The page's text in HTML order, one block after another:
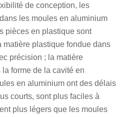
de conception, les
les moules en aluminium
pièces en plastique sont
matière plastique fondue dans
précision ; la matière
forme de la cavité en
en aluminium ont des délais
courts, sont plus faciles à
plus légers que les moules